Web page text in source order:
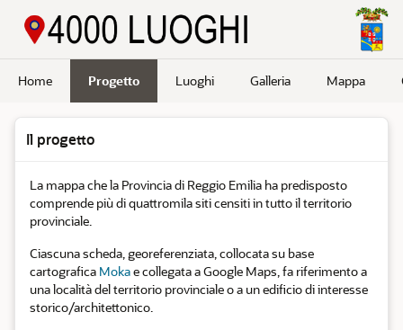
Home Progetto Luoghi Galleria Mappa
Il progetto
La mappa che la Provincia di Reggio Emilia ha predisposto
comprende più di quattromila siti censiti in tutto il territorio
provinciale.
Ciascuna scheda, georeferenziata, collocata su base
cartografica Mokae collegata a Google Maps, fa riferimento a
una località del territorio provinciale o a un edificio di interesse
storico/architettonico.